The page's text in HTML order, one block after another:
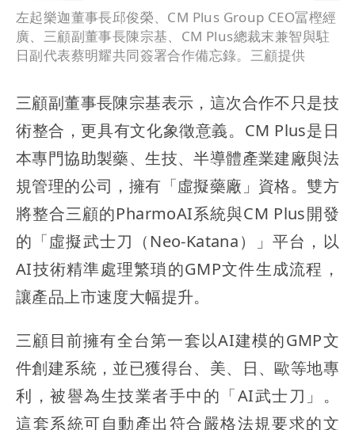
左起樂迦董事長邱俊榮、CM Plus Group CEO冨樫經
廣、三顧副董事長陳宗基、CM Plus總裁末兼智與駐
日副代表蔡明耀共同簽署合作備忘錄。三顧提供
三顧副董事長陳宗基表示，這次合作不只是技
術整合，更具有文化象徵意義。CM Plus是日
本專門協助製藥、生技、半導體產業建廠與法
規管理的公司，擁有「虛擬藥廠」資格。雙方
將整合三顧的PharmoAI系統與CM Plus開發
的「虛擬武士刀（Neo-Katana）」平台，以
AI技術精準處理繁瑣的GMP文件生成流程，
讓產品上市速度大幅提升。
三顧目前擁有全台第一套以AI建模的GMP文
件創建系統，並已獲得台、美、日、歐等地專
利，被譽為生技業者手中的「AI武士刀」。
這套系統可自動產出符合嚴格法規要求的文